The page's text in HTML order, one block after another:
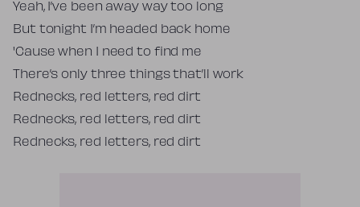
Yeah, I’ve been away way too long
But tonight I’m headed back home
'Cause when I need to find me
There’s only three things that’ll work
Rednecks, red letters, red dirt
Rednecks, red letters, red dirt
Rednecks, red letters, red dirt